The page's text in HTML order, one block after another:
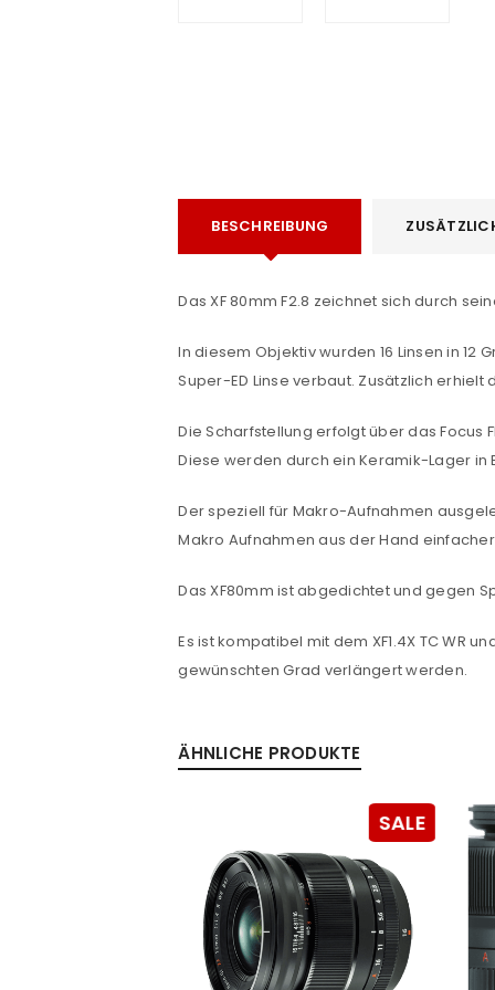
Benutzername oder E-Mail-
Anmeldeformular
BESCHREIBUNG
Das XF 80mm F2.8 zeichnet sich durch
In diesem Objektiv wurden 16 Linsen in
Super-ED Linse verbaut. Zusätzlich
Die Scharfstellung erfolgt über das
Diese werden durch ein Keramik-Lager
Der speziell für Makro-Aufnahmen
Makro Aufnahmen aus der Hand
Das XF80mm ist abgedichtet und gegen
Es ist kompatibel mit dem XF1.4X TC WR
gewünschten Grad verlängert werden.
ÄHNLICHE PRODUKTE
SALE